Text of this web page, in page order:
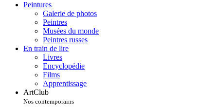
Peintures
Galerie de photos
Peintres
Musées du monde
Peintres russes
En train de lire
Livres
Encyclopédie
Films
Apprentissage
ArtClub
Nos contemporains